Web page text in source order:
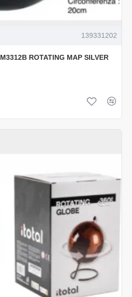
139331202
ROTATING MAP SILVER